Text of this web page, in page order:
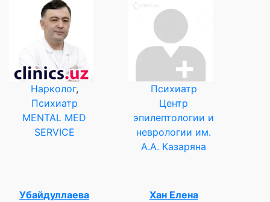
Нарколог,
Психиатр
MENTAL MED
SERVICE
Психиатр
Центр
эпилептологии и
неврологии им.
А.А. Казаряна
Убайдуллаева Хан Елена